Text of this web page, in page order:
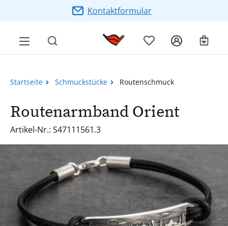
Zum Hauptinhalt springenKontaktformular
Startseite Schmuckstücke Routenschmuck
Routenarmband Orient
Artikel-Nr.: S47111561.3